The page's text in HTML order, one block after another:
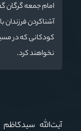
امام جمعه گرگان
آشناکردن فرزندان
کودکانی که در
نخواهند کرد.